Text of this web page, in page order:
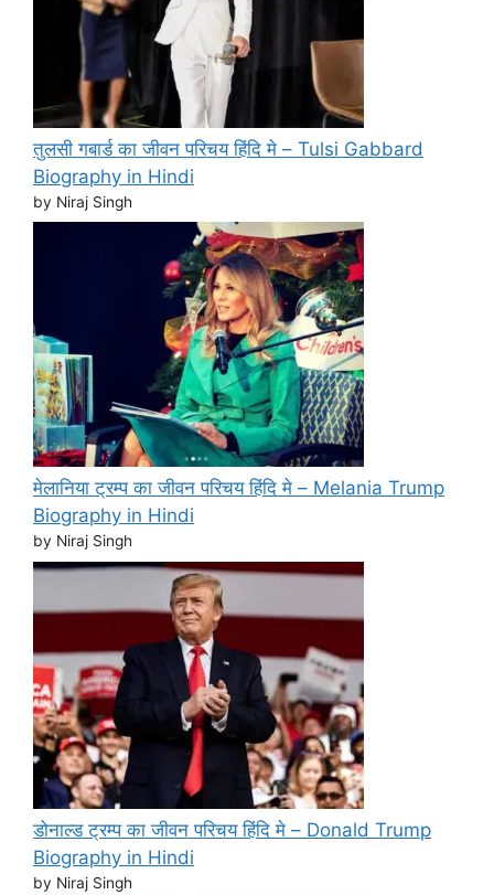
तुलसी गबार्ड का जीवन परिचय हिंदि मे – Tulsi Gabbard
Biography in Hindi
by Niraj Singh
मेलानिया ट्रम्प का जीवन परिचय हिंदि मे – Melania Trump
Biography in Hindi
by Niraj Singh
डोनाल्ड ट्रम्प का जीवन परिचय हिंदि मे – Donald Trump
Biography in Hindi
by Niraj Singh